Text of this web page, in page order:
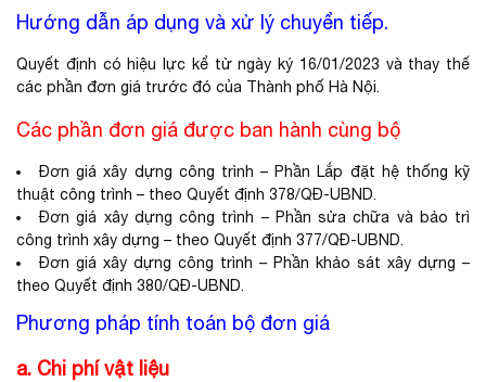
Hướng dẫn áp dụng và xử lý chuyển tiếp.
Quyết định có hiệu lực kể từ ngày ký 16/01/2023 và thay thế
các phần đơn giá trước đó của Thành phố Hà Nội.
Các phần đơn giá được ban hành cùng bộ
Đơn giá xây dựng công trình – Phần Lắp đặt hệ thống kỹ
thuật công trình – theo Quyết định 378/QĐ-UBND.
Đơn giá xây dựng công trình – Phần sửa chữa và bảo trì
công trình xây dựng – theo Quyết định 377/QĐ-UBND.
Đơn giá xây dựng công trình – Phần khảo sát xây dựng –
theo Quyết định 380/QĐ-UBND.
Phương pháp tính toán bộ đơn giá
a. Chi phí vật liệu